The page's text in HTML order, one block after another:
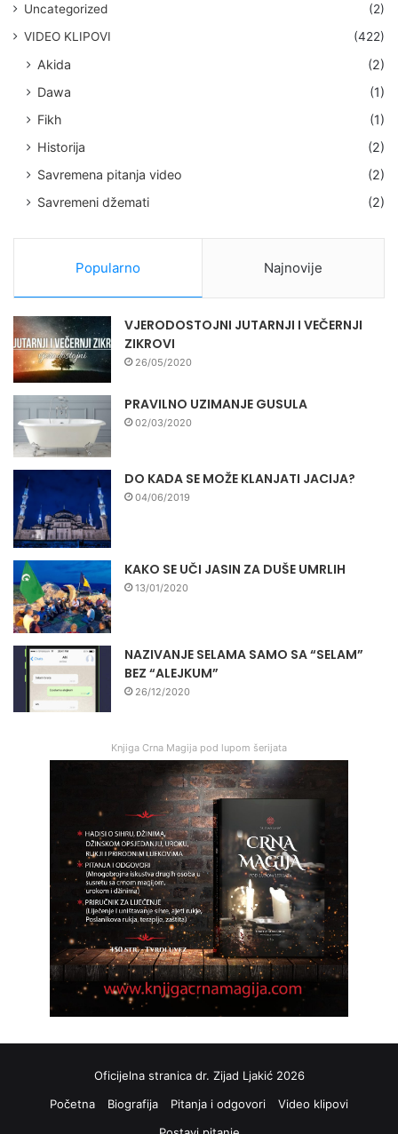
Uncategorized
(2)
VIDEO KLIPOVI
(422)
Akida
(2)
Dawa
(1)
Fikh
(1)
Historija
(2)
Savremena pitanja video
(2)
Savremeni džemati
(2)
Popularno Najnovije
VJERODOSTOJNI JUTARNJI I VEČERNJI
ZIKROVI
26/05/2020
PRAVILNO UZIMANJE GUSULA
02/03/2020
DO KADA SE MOŽE KLANJATI JACIJA?
04/06/2019
KAKO SE UČI JASIN ZA DUŠE UMRLIH
13/01/2020
NAZIVANJE SELAMA SAMO SA “SELAM”
BEZ “ALEJKUM”
26/12/2020
Knjiga Crna Magija pod lupom šerijata
Oficijelna stranica dr. Zijad Ljakić 2026
Početna
Biografija Pitanja i odgovori
Video klipovi